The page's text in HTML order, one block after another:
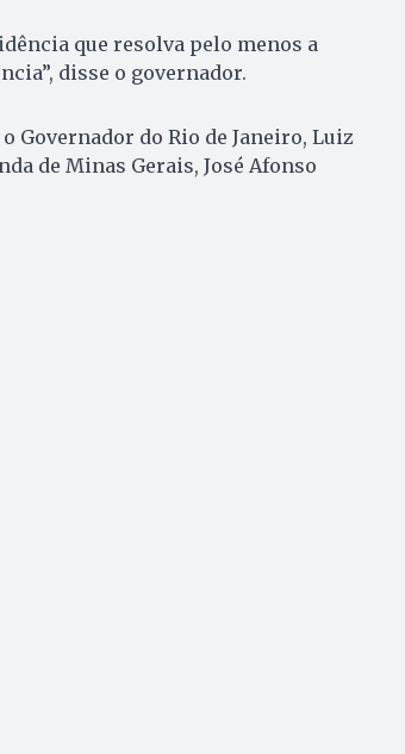
que resolva pelo menos a
disse o governador.
Governador do Rio de Janeiro, Luiz
de Minas Gerais, José Afonso